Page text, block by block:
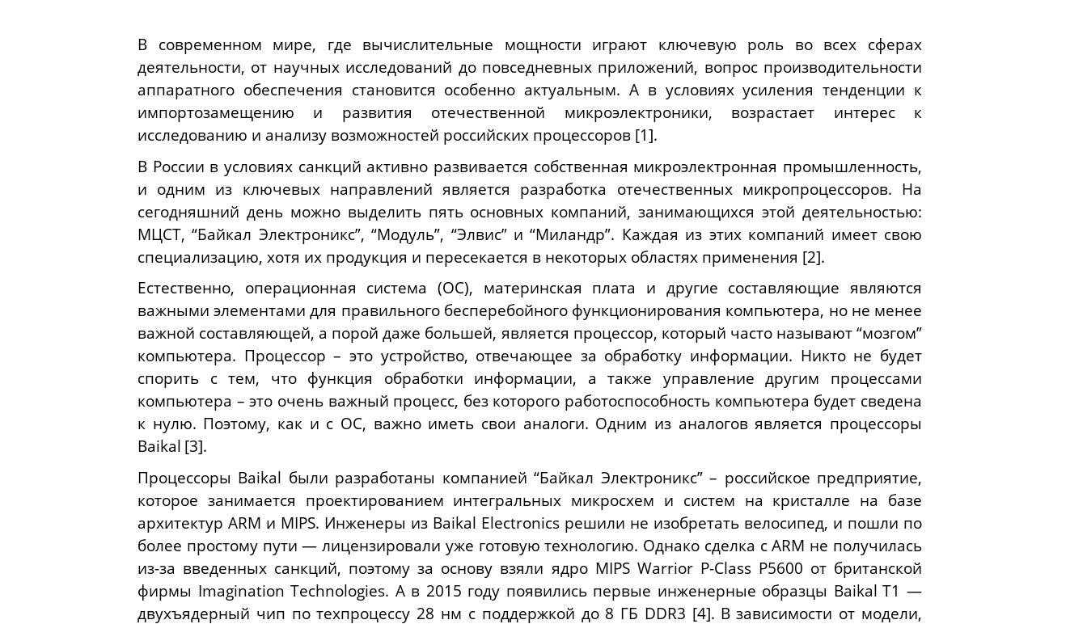
В современном мире, где вычислительные мощности играют ключевую роль во всех сферах
деятельности, от научных исследований до повседневных приложений, вопрос производительности
аппаратного обеспечения становится особенно актуальным. А в условиях усиления тенденции к
импортозамещению и развития отечественной микроэлектроники, возрастает интерес к
исследованию и анализу возможностей российских процессоров [1].
В России в условиях санкций активно развивается собственная микроэлектронная промышленность,
и одним из ключевых направлений является разработка отечественных микропроцессоров. На
сегодняшний день можно выделить пять основных компаний, занимающихся этой деятельностью:
МЦСТ, “Байкал Электроникс”, “Модуль”, “Элвис” и “Миландр”. Каждая из этих компаний имеет свою
специализацию, хотя их продукция и пересекается в некоторых областях применения [2].
Естественно, операционная система (ОС), материнская плата и другие составляющие являются
важными элементами для правильного бесперебойного функционирования компьютера, но не менее
важной составляющей, а порой даже большей, является процессор, который часто называют “мозгом”
компьютера. Процессор – это устройство, отвечающее за обработку информации. Никто не будет
спорить с тем, что функция обработки информации, а также управление другим процессами
компьютера – это очень важный процесс, без которого работоспособность компьютера будет сведена
к нулю. Поэтому, как и с ОС, важно иметь свои аналоги. Одним из аналогов является процессоры
Baikal [3].
Процессоры Baikal были разработаны компанией “Байкал Электроникс” – российское предприятие,
которое занимается проектированием интегральных микросхем и систем на кристалле на базе
архитектур ARM и MIPS. Инженеры из Baikal Electronics решили не изобретать велосипед, и пошли по
более простому пути — лицензировали уже готовую технологию. Однако сделка с ARM не получилась
из-за введенных санкций, поэтому за основу взяли ядро MIPS Warrior P-Class P5600 от британской
фирмы Imagination Technologies. А в 2015 году появились первые инженерные образцы Baikal T1 —
двухъядерный чип по техпроцессу 28 нм с поддержкой до 8 ГБ DDR3 [4]. В зависимости от модели,